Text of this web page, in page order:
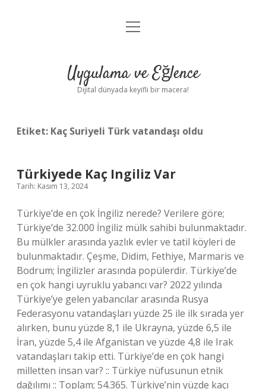
Anasayfa
Yasal Uyarı
menüyü
Uygulama ve Eğlence
Dijital dünyada keyifli bir macera!
Etiket: Kaç Suriyeli Türk vatandaşı oldu
Türkiyede Kaç Ingiliz Var
Tarih: Kasım 13, 2024
Türkiye’de en çok İngiliz nerede? Verilere göre;
Türkiye’de 32.000 İngiliz mülk sahibi bulunmaktadır.
Bu mülkler arasında yazlık evler ve tatil köyleri de
bulunmaktadır. Çeşme, Didim, Fethiye, Marmaris ve
Bodrum; İngilizler arasında popülerdir. Türkiye’de
en çok hangi uyruklu yabancı var? 2022 yılında
Türkiye’ye gelen yabancılar arasında Rusya
Federasyonu vatandaşları yüzde 25 ile ilk sırada yer
alırken, bunu yüzde 8,1 ile Ukrayna, yüzde 6,5 ile
İran, yüzde 5,4 ile Afganistan ve yüzde 4,8 ile Irak
vatandaşları takip etti. Türkiye’de en çok hangi
milletten insan var? :: Türkiye nüfusunun etnik
dağılımı :: Toplam; 54.365. Türkiye’nin yüzde kaçı